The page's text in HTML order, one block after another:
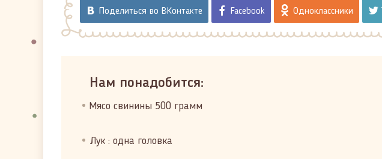
Поделиться во ВКонтакте Facebook Одноклассники
Нам понадобится:
Мясо свинины 500 грамм
Лук : одна головка